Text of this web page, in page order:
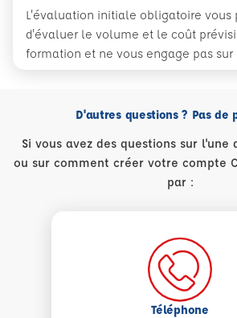
L'évaluation initiale obligatoire vous
d'évaluer le volume et le coût
formation et ne vous engage pas
D'autres questions ? Pas de
Si vous avez des questions sur l'une
ou sur comment créer votre compte
par :
Téléphone